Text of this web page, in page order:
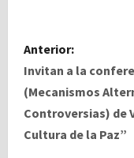
N
a
v
e
Anterior:
Invitan a la
(Mecanismos
Controversias) de
Cultura de la Paz”